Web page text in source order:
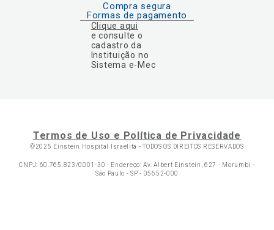
Compra segura
Formas de pagamento
Clique aqui
e consulte o
cadastro da
Instituição no
Sistema e-Mec
Termos de Uso e Política de Privacidade
©2025 Einstein Hospital Israelita -TODOS OS DIREITOS RESERVADOS
CNPJ: 60.765.823/0001-30 - Endereço: Av. Albert Einstein, 627 - Morumbi -
São Paulo - SP - 05652-000